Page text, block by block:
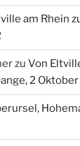
am Rhein
zu Von
2